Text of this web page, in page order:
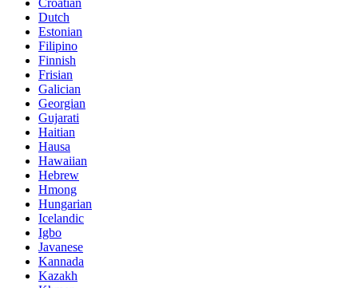
Croatian
Dutch
Estonian
Filipino
Finnish
Frisian
Galician
Georgian
Gujarati
Haitian
Hausa
Hawaiian
Hebrew
Hmong
Hungarian
Icelandic
Igbo
Javanese
Kannada
Kazakh